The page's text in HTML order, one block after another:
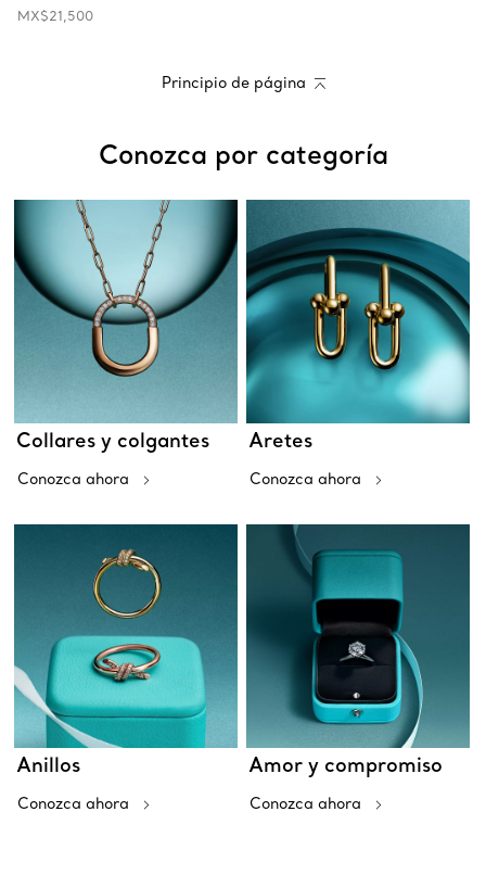
MX$21,500
Principio de página
Conozca por categoría
Collares y colgantes
Conozca ahora
Aretes
Conozca ahora
Anillos
Conozca ahora
Amor y compromiso
Conozca ahora